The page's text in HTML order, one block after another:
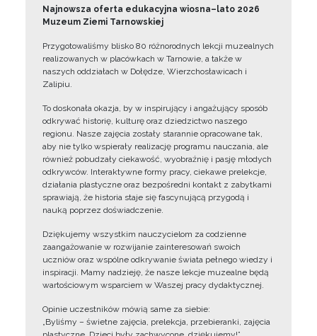
Najnowsza oferta edukacyjna wiosna–lato 2026
Muzeum Ziemi Tarnowskiej
Przygotowaliśmy blisko 80 różnorodnych lekcji muzealnych
realizowanych w placówkach w Tarnowie, a także w
naszych oddziałach w Dołędze, Wierzchosławicach i
Zalipiu.
To doskonała okazja, by w inspirujący i angażujący sposób
odkrywać historię, kulturę oraz dziedzictwo naszego
regionu. Nasze zajęcia zostały starannie opracowane tak,
aby nie tylko wspierały realizację programu nauczania, ale
również pobudzały ciekawość, wyobraźnię i pasję młodych
odkrywców. Interaktywne formy pracy, ciekawe prelekcje,
działania plastyczne oraz bezpośredni kontakt z zabytkami
sprawiają, że historia staje się fascynującą przygodą i
nauką poprzez doświadczenie.
Dziękujemy wszystkim nauczycielom za codzienne
zaangażowanie w rozwijanie zainteresowań swoich
uczniów oraz wspólne odkrywanie świata pełnego wiedzy i
inspiracji. Mamy nadzieję, że nasze lekcje muzealne będą
wartościowym wsparciem w Waszej pracy dydaktycznej.
Opinie uczestników mówią same za siebie:
„Byliśmy – świetne zajęcia, prelekcja, przebieranki, zajęcia